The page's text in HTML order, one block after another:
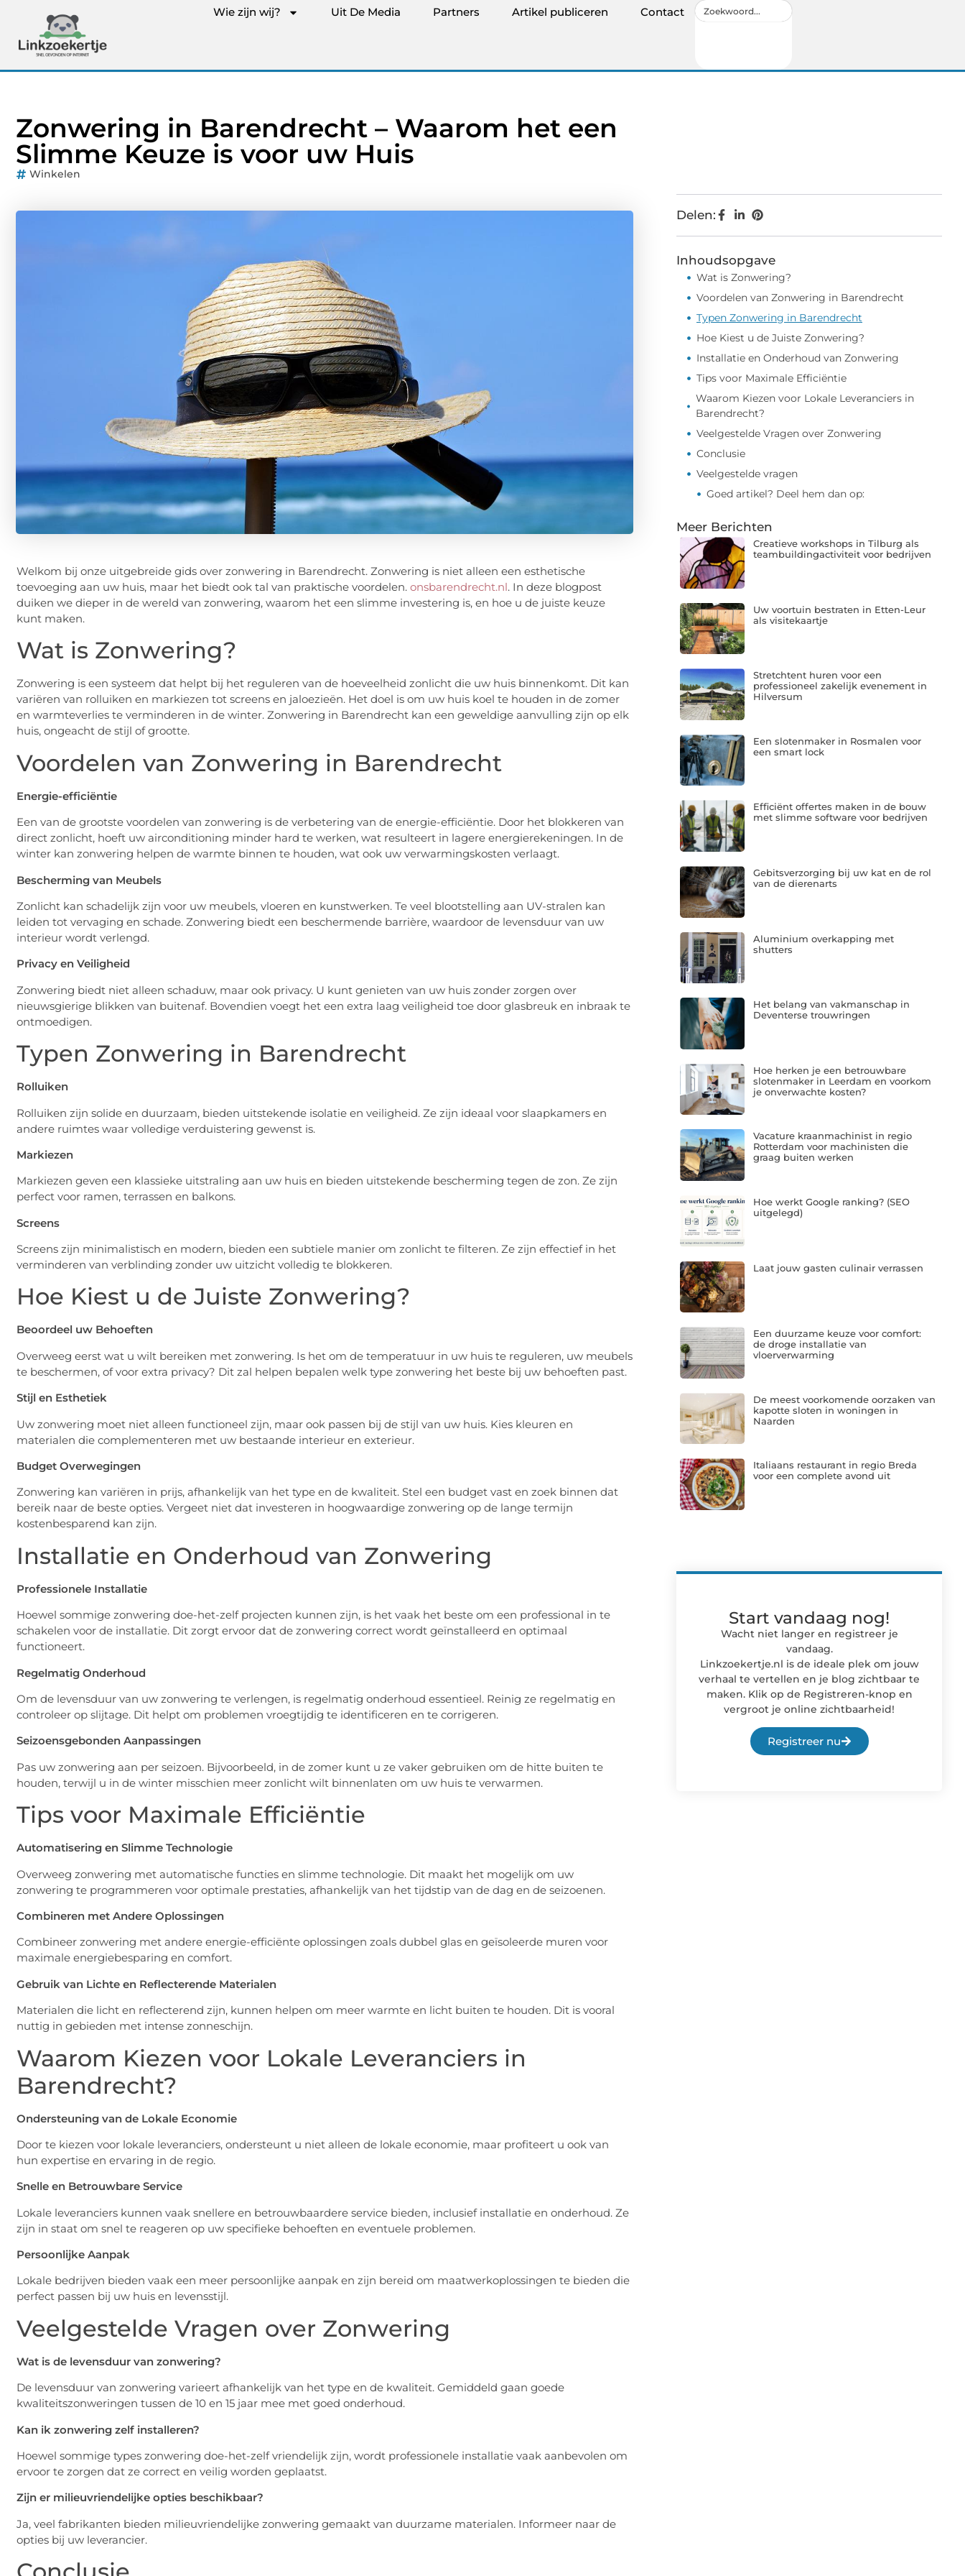
Wie zijn wij? Uit De Media Partners Artikel publiceren Contact
Zonwering in Barendrecht – Waarom het een
Slimme Keuze is voor uw Huis
Winkelen
Welkom bij onze uitgebreide gids over zonwering in Barendrecht. Zonwering is niet alleen een esthetische
toevoeging aan uw huis, maar het biedt ook tal van praktische voordelen. onsbarendrecht.nl. In deze blogpost
duiken we dieper in de wereld van zonwering, waarom het een slimme investering is, en hoe u de juiste keuze
kunt maken.
Wat is Zonwering?
Zonwering is een systeem dat helpt bij het reguleren van de hoeveelheid zonlicht die uw huis binnenkomt. Dit kan
variëren van rolluiken en markiezen tot screens en jaloezieën. Het doel is om uw huis koel te houden in de zomer
en warmteverlies te verminderen in de winter. Zonwering in Barendrecht kan een geweldige aanvulling zijn op elk
huis, ongeacht de stijl of grootte.
Voordelen van Zonwering in Barendrecht
Energie-efficiëntie
Een van de grootste voordelen van zonwering is de verbetering van de energie-efficiëntie. Door het blokkeren van
direct zonlicht, hoeft uw airconditioning minder hard te werken, wat resulteert in lagere energierekeningen. In de
winter kan zonwering helpen de warmte binnen te houden, wat ook uw verwarmingskosten verlaagt.
Bescherming van Meubels
Zonlicht kan schadelijk zijn voor uw meubels, vloeren en kunstwerken. Te veel blootstelling aan UV-stralen kan
leiden tot vervaging en schade. Zonwering biedt een beschermende barrière, waardoor de levensduur van uw
interieur wordt verlengd.
Privacy en Veiligheid
Zonwering biedt niet alleen schaduw, maar ook privacy. U kunt genieten van uw huis zonder zorgen over
nieuwsgierige blikken van buitenaf. Bovendien voegt het een extra laag veiligheid toe door glasbreuk en inbraak te
ontmoedigen.
Typen Zonwering in Barendrecht
Rolluiken
Rolluiken zijn solide en duurzaam, bieden uitstekende isolatie en veiligheid. Ze zijn ideaal voor slaapkamers en
andere ruimtes waar volledige verduistering gewenst is.
Markiezen
Markiezen geven een klassieke uitstraling aan uw huis en bieden uitstekende bescherming tegen de zon. Ze zijn
perfect voor ramen, terrassen en balkons.
Screens
Screens zijn minimalistisch en modern, bieden een subtiele manier om zonlicht te filteren. Ze zijn effectief in het
verminderen van verblinding zonder uw uitzicht volledig te blokkeren.
Hoe Kiest u de Juiste Zonwering?
Beoordeel uw Behoeften
Overweeg eerst wat u wilt bereiken met zonwering. Is het om de temperatuur in uw huis te reguleren, uw meubels
te beschermen, of voor extra privacy? Dit zal helpen bepalen welk type zonwering het beste bij uw behoeften past.
Stijl en Esthetiek
Uw zonwering moet niet alleen functioneel zijn, maar ook passen bij de stijl van uw huis. Kies kleuren en
materialen die complementeren met uw bestaande interieur en exterieur.
Budget Overwegingen
Zonwering kan variëren in prijs, afhankelijk van het type en de kwaliteit. Stel een budget vast en zoek binnen dat
bereik naar de beste opties. Vergeet niet dat investeren in hoogwaardige zonwering op de lange termijn
kostenbesparend kan zijn.
Installatie en Onderhoud van Zonwering
Professionele Installatie
Hoewel sommige zonwering doe-het-zelf projecten kunnen zijn, is het vaak het beste om een professional in te
schakelen voor de installatie. Dit zorgt ervoor dat de zonwering correct wordt geïnstalleerd en optimaal
functioneert.
Regelmatig Onderhoud
Om de levensduur van uw zonwering te verlengen, is regelmatig onderhoud essentieel. Reinig ze regelmatig en
controleer op slijtage. Dit helpt om problemen vroegtijdig te identificeren en te corrigeren.
Seizoensgebonden Aanpassingen
Pas uw zonwering aan per seizoen. Bijvoorbeeld, in de zomer kunt u ze vaker gebruiken om de hitte buiten te
houden, terwijl u in de winter misschien meer zonlicht wilt binnenlaten om uw huis te verwarmen.
Tips voor Maximale Efficiëntie
Automatisering en Slimme Technologie
Overweeg zonwering met automatische functies en slimme technologie. Dit maakt het mogelijk om uw
zonwering te programmeren voor optimale prestaties, afhankelijk van het tijdstip van de dag en de seizoenen.
Combineren met Andere Oplossingen
Combineer zonwering met andere energie-efficiënte oplossingen zoals dubbel glas en geïsoleerde muren voor
maximale energiebesparing en comfort.
Gebruik van Lichte en Reflecterende Materialen
Materialen die licht en reflecterend zijn, kunnen helpen om meer warmte en licht buiten te houden. Dit is vooral
nuttig in gebieden met intense zonneschijn.
Waarom Kiezen voor Lokale Leveranciers in
Barendrecht?
Ondersteuning van de Lokale Economie
Door te kiezen voor lokale leveranciers, ondersteunt u niet alleen de lokale economie, maar profiteert u ook van
hun expertise en ervaring in de regio.
Snelle en Betrouwbare Service
Lokale leveranciers kunnen vaak snellere en betrouwbaardere service bieden, inclusief installatie en onderhoud. Ze
zijn in staat om snel te reageren op uw specifieke behoeften en eventuele problemen.
Persoonlijke Aanpak
Lokale bedrijven bieden vaak een meer persoonlijke aanpak en zijn bereid om maatwerkoplossingen te bieden die
perfect passen bij uw huis en levensstijl.
Veelgestelde Vragen over Zonwering
Wat is de levensduur van zonwering?
De levensduur van zonwering varieert afhankelijk van het type en de kwaliteit. Gemiddeld gaan goede
kwaliteitszonweringen tussen de 10 en 15 jaar mee met goed onderhoud.
Kan ik zonwering zelf installeren?
Hoewel sommige types zonwering doe-het-zelf vriendelijk zijn, wordt professionele installatie vaak aanbevolen om
ervoor te zorgen dat ze correct en veilig worden geplaatst.
Zijn er milieuvriendelijke opties beschikbaar?
Ja, veel fabrikanten bieden milieuvriendelijke zonwering gemaakt van duurzame materialen. Informeer naar de
opties bij uw leverancier.
Delen:
Inhoudsopgave
Wat is Zonwering?
Voordelen van Zonwering in Barendrecht
Typen Zonwering in Barendrecht
Hoe Kiest u de Juiste Zonwering?
Installatie en Onderhoud van Zonwering
Tips voor Maximale Efficiëntie
Waarom Kiezen voor Lokale Leveranciers in
Barendrecht?
Veelgestelde Vragen over Zonwering
Conclusie
Veelgestelde vragen
Goed artikel? Deel hem dan op:
Meer Berichten
Creatieve workshops in Tilburg als
teambuildingactiviteit voor bedrijven
Uw voortuin bestraten in Etten-Leur
als visitekaartje
Stretchtent huren voor een
professioneel zakelijk evenement in
Hilversum
Een slotenmaker in Rosmalen voor
een smart lock
Efficiënt offertes maken in de bouw
met slimme software voor bedrijven
Gebitsverzorging bij uw kat en de rol
van de dierenarts
Aluminium overkapping met
shutters
Het belang van vakmanschap in
Deventerse trouwringen
Hoe herken je een betrouwbare
slotenmaker in Leerdam en voorkom
je onverwachte kosten?
Vacature kraanmachinist in regio
Rotterdam voor machinisten die
graag buiten werken
Hoe werkt Google ranking? (SEO
uitgelegd)
Laat jouw gasten culinair verrassen
Een duurzame keuze voor comfort:
de droge installatie van
vloerverwarming
De meest voorkomende oorzaken van
kapotte sloten in woningen in
Naarden
Italiaans restaurant in regio Breda
voor een complete avond uit
Start vandaag nog!
Wacht niet langer en registreer je
vandaag.
Linkzoekertje.nl is de ideale plek om jouw
verhaal te vertellen en je blog zichtbaar te
maken. Klik op de Registreren-knop en
vergroot je online zichtbaarheid!
Registreer nu